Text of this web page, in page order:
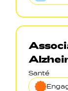
Santé